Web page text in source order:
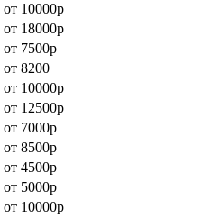
от 10000р
от 18000р
от 7500р
от 8200
от 10000р
от 12500р
от 7000р
от 8500р
от 4500р
от 5000р
от 10000р